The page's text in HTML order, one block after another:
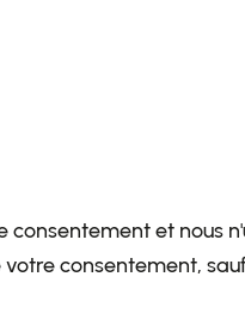
et nous
consentement,